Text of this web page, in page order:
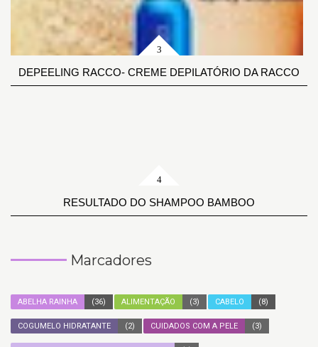
DEPEELING RACCO- CREME DEPILATÓRIO DA RACCO
RESULTADO DO SHAMPOO BAMBOO
Marcadores
ABELHA RAINHA (36) ALIMENTAÇÃO (3) CABELO (8)
COGUMELO HIDRATANTE (2) CUIDADOS COM A PELE (3)